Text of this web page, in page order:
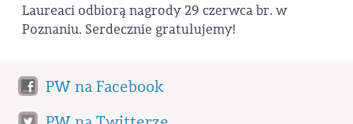
Laureaci odbiorą nagrody 29 czerwca br. w
Poznaniu. Serdecznie gratulujemy!
PW na Facebook